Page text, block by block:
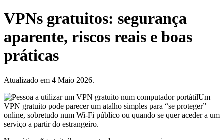
VPNs gratuitos: segurança
aparente, riscos reais e boas
práticas
VPN gratuito pode parecer um atalho simples para “se proteger”
online, sobretudo num Wi-Fi público ou quando se quer aceder a um
serviço a partir do estrangeiro.